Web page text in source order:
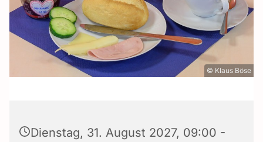
© Klaus Böse
Dienstag, 31. August 2027, 09:00 -